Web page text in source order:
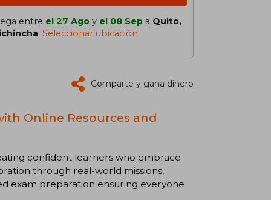
entre el 27 Ago y el 08 Sep a Quito,
. Seleccionar ubicación
Comparte y gana dinero
Online Resources and
confident learners who embrace
through real-world missions,
exam preparation ensuring everyone